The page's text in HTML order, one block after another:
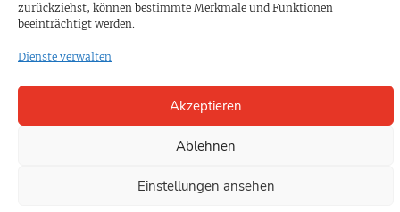
zurückziehst, können bestimmte Merkmale und Funktionen
beeinträchtigt werden.
Dienste verwalten
Akzeptieren
Ablehnen
Einstellungen ansehen
SPENDEN
Datenschutz